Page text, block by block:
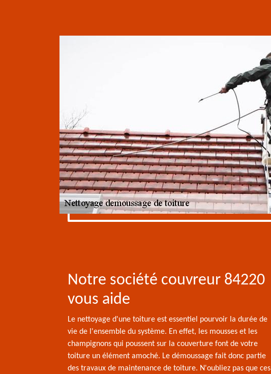
Notre société couvreur 84220
vous aide
Le nettoyage d'une toiture est essentiel pourvoir la durée de
vie de l'ensemble du système. En effet, les mousses et les
champignons qui poussent sur la couverture font de votre
toiture un élément amoché. Le démoussage fait donc partie
des travaux de maintenance de toiture. N'oubliez pas que ces